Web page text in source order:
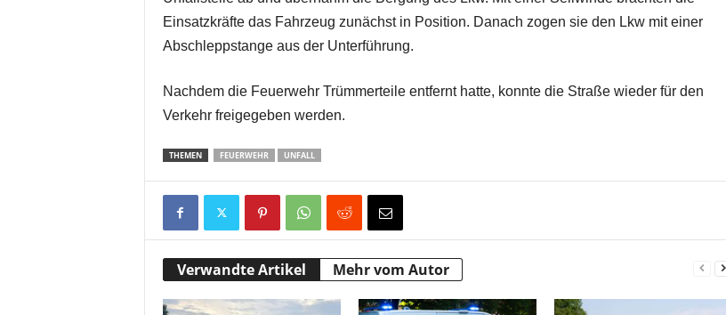
Einsatzkräfte das Fahrzeug zunächst in Position. Danach zogen sie den Lkw mit einer
Abschleppstange aus der Unterführung.
Nachdem die Feuerwehr Trümmerteile entfernt hatte, konnte die Straße wieder für den
Verkehr freigegeben werden.
THEMEN FEUERWEHR UNFALL
Verwandte Artikel Mehr vom Autor